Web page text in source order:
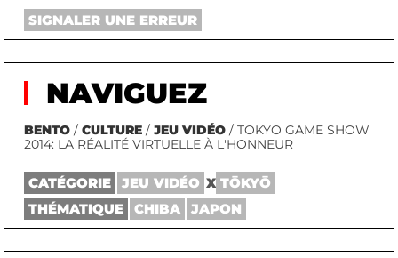
SIGNALER UNE ERREUR
NAVIGUEZ
BENTO /CULTURE /JEU VIDÉO / TOKYO GAME SHOW
2014: LA RÉALITÉ VIRTUELLE À L'HONNEUR
CATÉGORIE JEU VIDÉO X TŌKYŌ
THÉMATIQUE
CHIBA JAPON